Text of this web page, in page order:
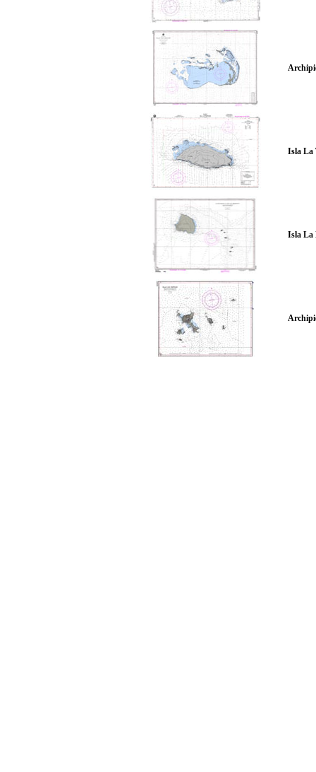
Isla La
Isla La